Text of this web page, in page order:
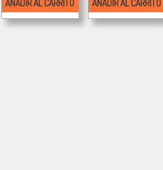
AÑADIR AL CARRITO AÑADIR AL CARRITO